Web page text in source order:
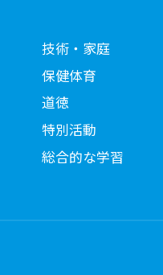
技術・家庭
保健体育
道徳
特別活動
総合的な学習